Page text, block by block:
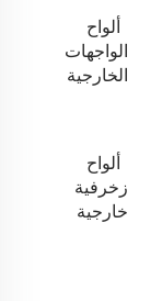
ألواح
الواجهات
الخارجية
ألواح
زخرفية
خارجية